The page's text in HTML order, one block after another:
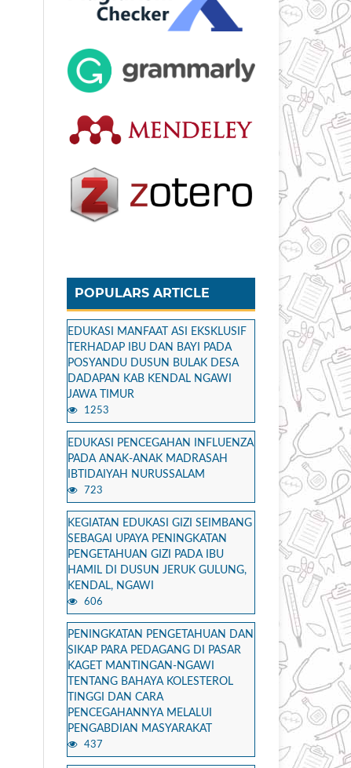
POPULARS ARTICLE
EDUKASI MANFAAT ASI EKSKLUSIF
TERHADAP IBU DAN BAYI PADA
POSYANDU DUSUN BULAK DESA
DADAPAN KAB KENDAL NGAWI
JAWA TIMUR
1253
EDUKASI PENCEGAHAN INFLUENZA
PADA ANAK-ANAK MADRASAH
IBTIDAIYAH NURUSSALAM
723
KEGIATAN EDUKASI GIZI SEIMBANG
SEBAGAI UPAYA PENINGKATAN
PENGETAHUAN GIZI PADA IBU
HAMIL DI DUSUN JERUK GULUNG,
KENDAL, NGAWI
606
PENINGKATAN PENGETAHUAN DAN
SIKAP PARA PEDAGANG DI PASAR
KAGET MANTINGAN-NGAWI
TENTANG BAHAYA KOLESTEROL
TINGGI DAN CARA
PENCEGAHANNYA MELALUI
PENGABDIAN MASYARAKAT
437